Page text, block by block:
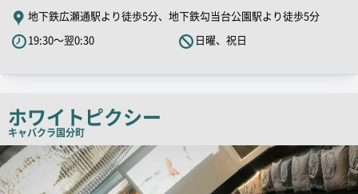
PR
キ
ャ
ピ
ー
地下鉄広瀬通駅より徒歩5分、地下鉄勾当台公園駅より徒歩5分
19:30～翌0:30
日曜、祝日
ホワイトピクシー
キャバクラ国分町
店
舗
PR
画